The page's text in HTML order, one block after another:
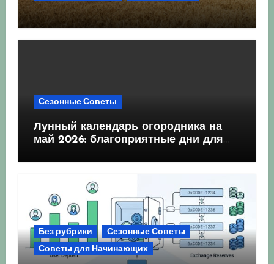
Агрокультура України осінь 2026:
Сезонные Советы
Лунный календарь огородника на
май 2026: благоприятные дни для
Без рубрики
Сезонные Советы
Советы для Начинающих